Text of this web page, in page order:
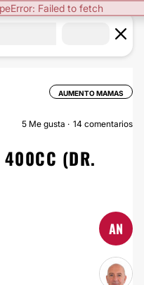
Failed to fetch
AUMENTO MAMAS
5 Me gusta 14 comentarios
400CC (DR.
AN